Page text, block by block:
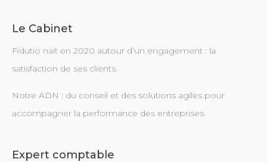
Le Cabinet
Fidutio nait en 2020 autour d’un engagement : la
satisfaction de ses clients.
Notre ADN : du conseil et des solutions agiles pour
accompagner la performance des entreprises.
Expert comptable